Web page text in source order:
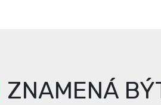
ZNAMENÁ